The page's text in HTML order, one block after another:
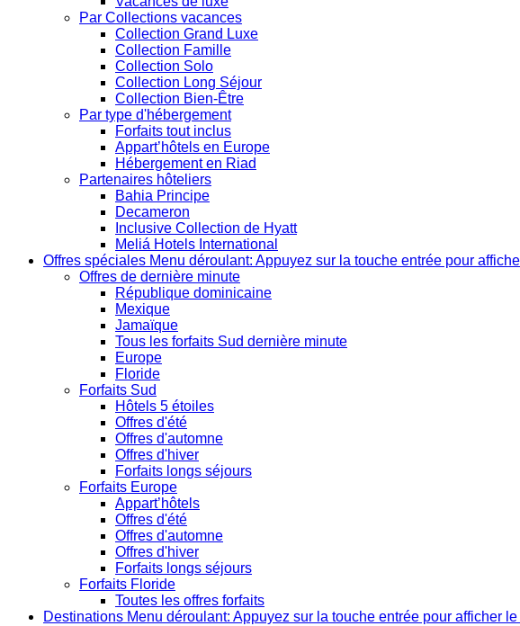
Par Collections vacances
Collection Grand Luxe
Collection Famille
Collection Solo
Collection Long Séjour
Collection Bien-Être
Par type d'hébergement
Forfaits tout inclus
Appart’hôtels en Europe
Hébergement en Riad
Partenaires hôteliers
Bahia Principe
Decameron
Inclusive Collection de Hyatt
Meliá Hotels International
Offres spéciales Menu déroulant: Appuyez sur la touche entrée pour
Offres de dernière minute
République dominicaine
Mexique
Jamaïque
Tous les forfaits Sud dernière minute
Europe
Floride
Forfaits Sud
Hôtels 5 étoiles
Offres d'été
Offres d'automne
Offres d'hiver
Forfaits longs séjours
Forfaits Europe
Appart’hôtels
Offres d'été
Offres d'automne
Offres d'hiver
Forfaits longs séjours
Forfaits Floride
Toutes les offres forfaits
Destinations Menu déroulant: Appuyez sur la touche entrée pour afficher